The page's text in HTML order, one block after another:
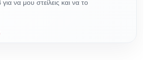
να μου στείλεις και να το